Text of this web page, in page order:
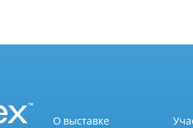
О выставке